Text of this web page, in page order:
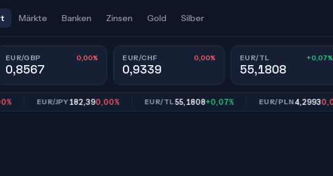
Märkte Banken Zinsen Gold Silber
EUR/GBP 0,00%
0,8567
EUR/CHF 0,00%
0,9339
EUR/TL +0,07%
55,1808
EUR/JPY182,390,00% EUR/TL55,1808+0,07% EUR/PLN4,29930,00%